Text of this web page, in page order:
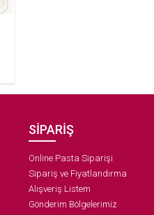
SİPARİŞ
Online Pasta Siparişi
Sipariş ve Fiyatlandırma
Alışveriş Listem
Gönderim Bölgelerimiz